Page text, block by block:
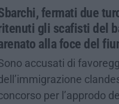
fermati due
gli scafisti del
alla foce del
accusati di
per l’approdo